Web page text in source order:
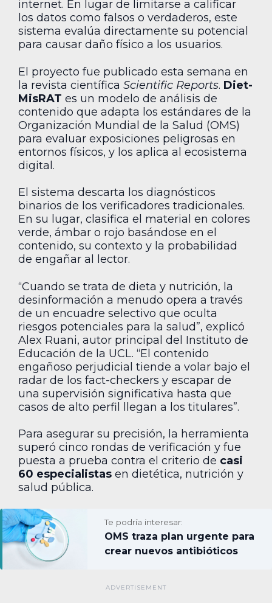
internet. En lugar de limitarse a calificar
los datos como falsos o verdaderos, este
sistema evalúa directamente su potencial
para causar daño físico a los usuarios.
El proyecto fue publicado esta semana en
la revista científica Scientific Reports. Diet-
MisRAT es un modelo de análisis de
contenido que adapta los estándares de la
Organización Mundial de la Salud (OMS)
para evaluar exposiciones peligrosas en
entornos físicos, y los aplica al ecosistema
digital.
El sistema descarta los diagnósticos
binarios de los verificadores tradicionales.
En su lugar, clasifica el material en colores
verde, ámbar o rojo basándose en el
contenido, su contexto y la probabilidad
de engañar al lector.
“Cuando se trata de dieta y nutrición, la
desinformación a menudo opera a través
de un encuadre selectivo que oculta
riesgos potenciales para la salud”, explicó
Alex Ruani, autor principal del Instituto de
Educación de la UCL. “El contenido
engañoso perjudicial tiende a volar bajo el
radar de los fact-checkers y escapar de
una supervisión significativa hasta que
casos de alto perfil llegan a los titulares”.
Para asegurar su precisión, la herramienta
superó cinco rondas de verificación y fue
puesta a prueba contra el criterio de casi
60 especialistas en dietética, nutrición y
salud pública.
Te podría interesar:
OMS traza plan urgente para
crear nuevos antibióticos